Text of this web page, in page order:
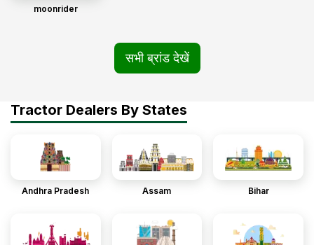
moonrider
सभी ब्रांड देखें
Tractor Dealers By States
Andhra Pradesh Assam Bihar